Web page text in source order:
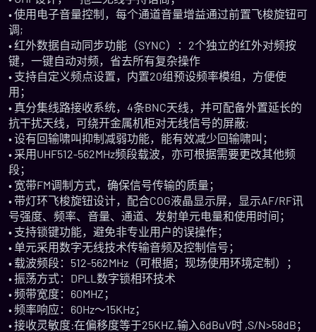
• 使用电子音量控制，每个通道音量增益通过前置飞梭旋钮可
调;
• 红外数据自动同步功能（SYNC）：2个独立的红外对频按
键，一键自动对频，省去所有复杂操作
• 支持自定义频点设置，内置20组预设频率模组，方便使
用；
• 真分集线路接收系统，4条BNC天线，并可配备外置延长的
抗干扰天线，可绕开金属机柜对无线信号的屏蔽;
• 设有回输啸叫抑制减弱功能，能有效减少回输啸叫；
• 采用UHF512-562MHz频段载波，亦可根据需要更改其他频
段；
• 宽带FM调制方式，确保信号传输的质量；
• 带灯环飞梭旋钮设计，配合COG液晶显示屏，显示AF/RF讯
号强度、频率、音量、通道、发射单元电量和使用时间；
• 支持锁键功能，避免非专业用户的误操作；
• 单元采用数字无线技术传输音频及控制信号；
• 载波频段：512-562MHz（可根据；现场使用环境定制）；
• 振荡方式：DPLL数字锁相环技术
• 频带宽度：60MHZ；
• 频率响应：60Hz～15KHz；
• 接收灵敏度:在偏移度等于25KHZ,输入6dBuV时 ,S/N>58dB；